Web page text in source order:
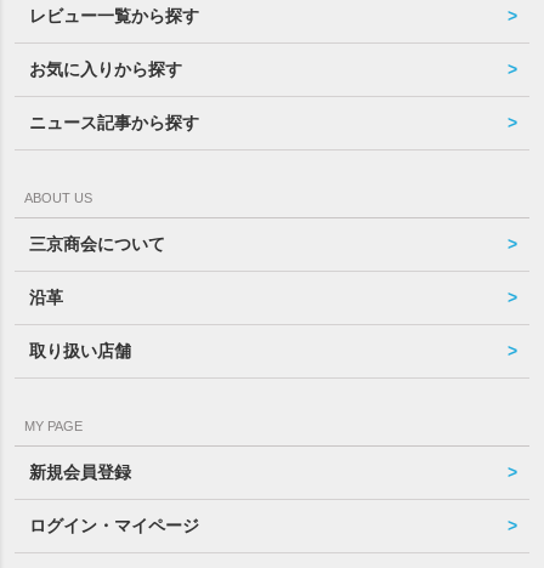
レビュー一覧から探す
お気に入りから探す
ニュース記事から探す
ABOUT US
三京商会について
沿革
取り扱い店舗
MY PAGE
新規会員登録
ログイン・マイページ